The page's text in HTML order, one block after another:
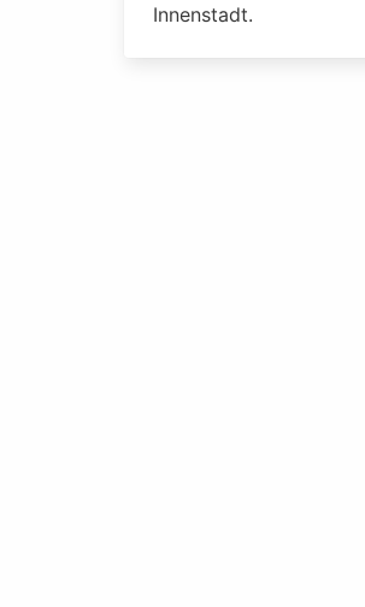
Innenstadt.